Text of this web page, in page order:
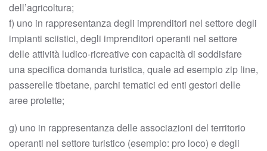
dell’agricoltura;
f) uno in rappresentanza degli imprenditori nel settore degli
impianti sciistici, degli imprenditori operanti nel settore
delle attività ludico-ricreative con capacità di soddisfare
una specifica domanda turistica, quale ad esempio zip line,
passerelle tibetane, parchi tematici ed enti gestori delle
aree protette;
g) uno in rappresentanza delle associazioni del territorio
operanti nel settore turistico (esempio: pro loco) e degli